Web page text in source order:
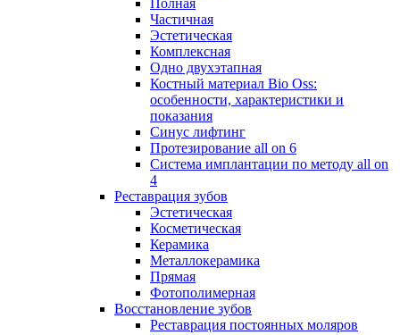
Частичная
Эстетическая
Комплексная
Одно двухэтапная
Костный материал Bio Oss:
особенности, характеристики и
показания
Синус лифтинг
Протезирование all on 6
Система имплантации по методу all on
4
Реставрация зубов
Эстетическая
Косметическая
Керамика
Металлокерамика
Прямая
Фотополимерная
Восстановление зубов
Реставрация постоянных моляров